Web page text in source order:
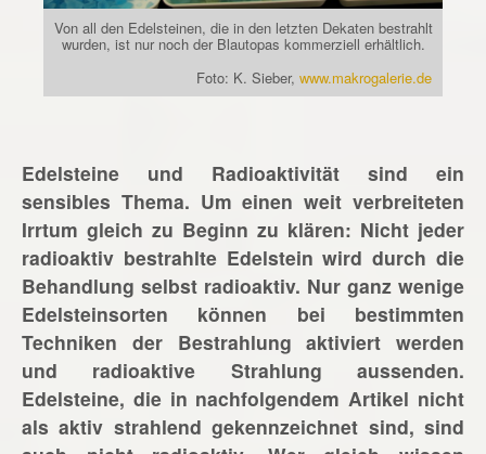
Von all den Edelsteinen, die in den letzten Dekaten bestrahlt
wurden, ist nur noch der Blautopas kommerziell erhältlich.
Foto: K. Sieber, www.makrogalerie.de
Edelsteine und Radioaktivität sind ein
sensibles Thema. Um einen weit verbreiteten
Irrtum gleich zu Beginn zu klären: Nicht jeder
radioaktiv bestrahlte Edelstein wird durch die
Behandlung selbst radioaktiv. Nur ganz wenige
Edelsteinsorten können bei bestimmten
Techniken der Bestrahlung aktiviert werden
und radioaktive Strahlung aussenden.
Edelsteine, die in nachfolgendem Artikel nicht
als aktiv strahlend gekennzeichnet sind, sind